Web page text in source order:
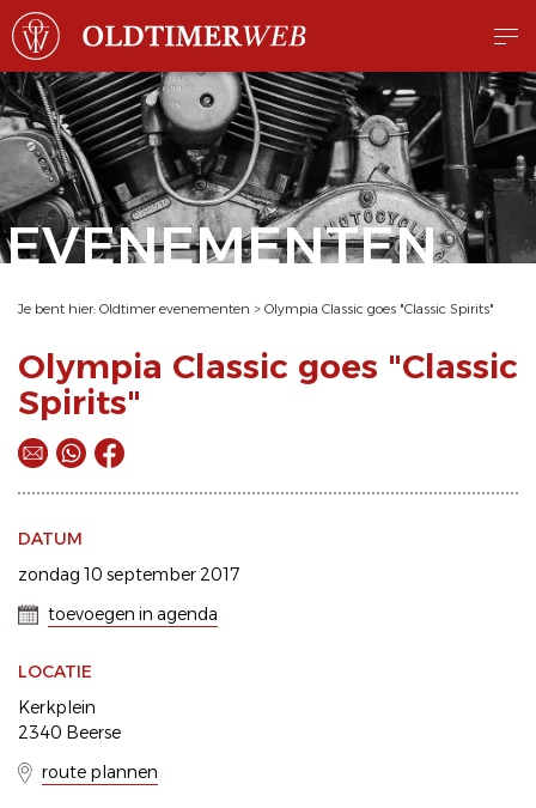
EVENEMENTEN
Je bent hier: Oldtimer evenementen > Olympia Classic goes "Classic Spirits"
Olympia Classic goes "Classic
Spirits"
DATUM
zondag 10 september 2017
toevoegen in agenda
LOCATIE
Kerkplein
2340 Beerse
route plannen